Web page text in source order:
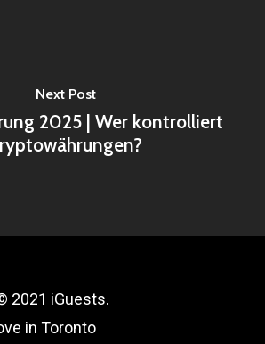
Next Post
2025 | Wer kontrolliert
2021 iGuests.
in Toronto